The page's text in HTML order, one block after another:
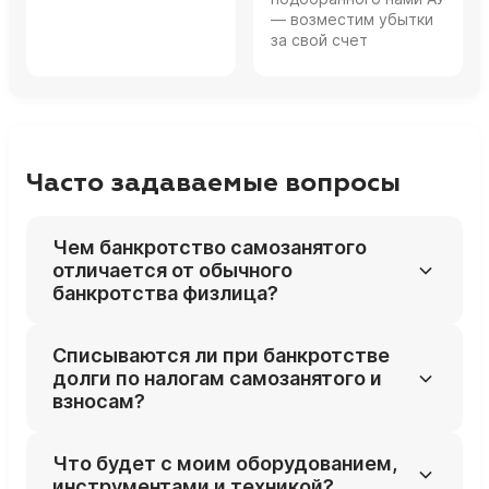
— возместим убытки
за свой счет
Часто задаваемые вопросы
Чем банкротство самозанятого
отличается от обычного
банкротства физлица?
обычный гражданин, но суд дополнительно
смотрит на доходы по НПД, переводы от
самозанятого, оборудование и сделки с
Списываются ли при банкротстве
долги по налогам самозанятого и
взносам?
налоговая задолженность по НПД, пени и
Что будет с моим оборудованием,